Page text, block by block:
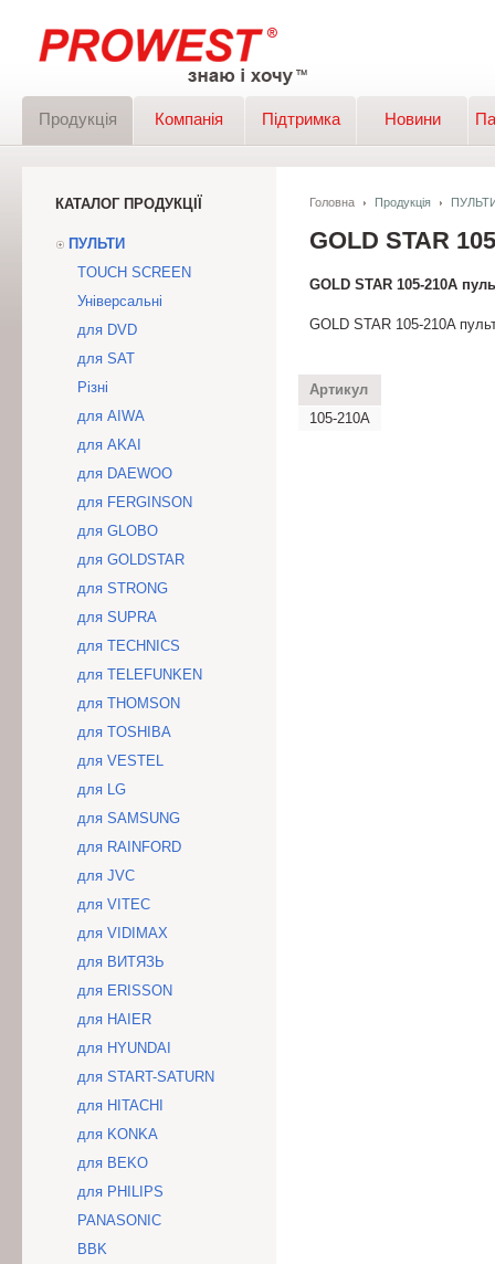
Продукція Компанія Підтримка Новини
КАТАЛОГ ПРОДУКЦІЇ
ПУЛЬТИ
TOUCH SCREEN
Універсальні
для DVD
для SAT
Різні
для AIWA
для AKAI
для DAEWOO
для FERGINSON
для GLOBO
для GOLDSTAR
для STRONG
для SUPRA
для TECHNICS
для TELEFUNKEN
для THOMSON
для TOSHIBA
для VESTEL
для LG
для SAMSUNG
для RAINFORD
для JVC
для VITEC
для VIDIMAX
для ВИТЯЗЬ
для ERISSON
для HAIER
для HYUNDAI
для START-SATURN
для HITACHI
для KONKA
для BEKO
для PHILIPS
PANASONIC
BBK
Головна Продукція
GOLD STAR
GOLD STAR 105-210A
GOLD STAR 105-210A
Артикул
105-210A